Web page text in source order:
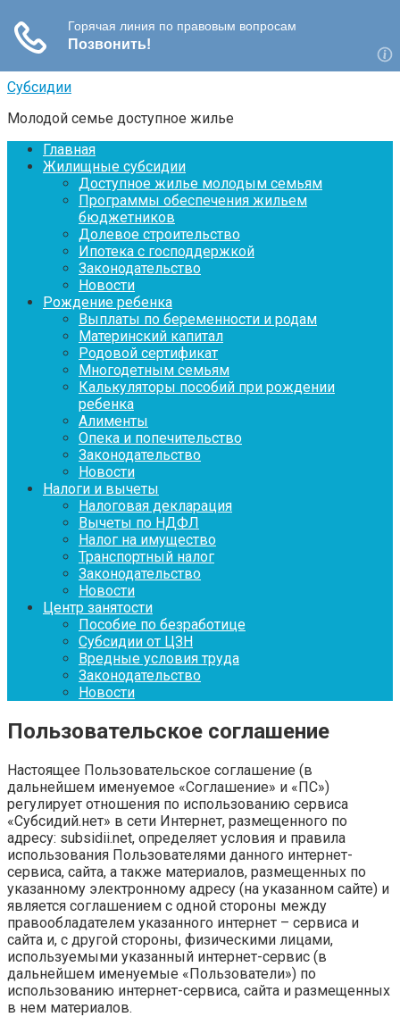
Перейти
контенту
Субсидии
Молодой семье доступное жилье
Главная
Жилищные субсидии
Доступное жилье молодым семьям
Программы обеспечения жильем
бюджетников
Долевое строительство
Ипотека с господдержкой
Законодательство
Новости
Рождение ребенка
Выплаты по беременности и родам
Материнский капитал
Родовой сертификат
Многодетным семьям
Калькуляторы пособий при рождении
ребенка
Алименты
Опека и попечительство
Законодательство
Новости
Налоги и вычеты
Налоговая декларация
Вычеты по НДФЛ
Налог на имущество
Транспортный налог
Законодательство
Новости
Центр занятости
Пособие по безработице
Субсидии от ЦЗН
Вредные условия труда
Законодательство
Новости
Пользовательское соглашение
Настоящее Пользовательское соглашение (в
дальнейшем именуемое «Соглашение» и «ПС»)
регулирует отношения по использованию сервиса
«Субсидий.нет» в сети Интернет, размещенного по
адресу: subsidii.net, определяет условия и правила
использования Пользователями данного интернет-
сервиса, сайта, а также материалов, размещенных по
указанному электронному адресу (на указанном сайте) и
является соглашением с одной стороны между
правообладателем указанного интернет – сервиса и
сайта и, с другой стороны, физическими лицами,
используемыми указанный интернет-сервис (в
дальнейшем именуемые «Пользователи») по
использованию интернет-сервиса, сайта и размещенных
в нем материалов.